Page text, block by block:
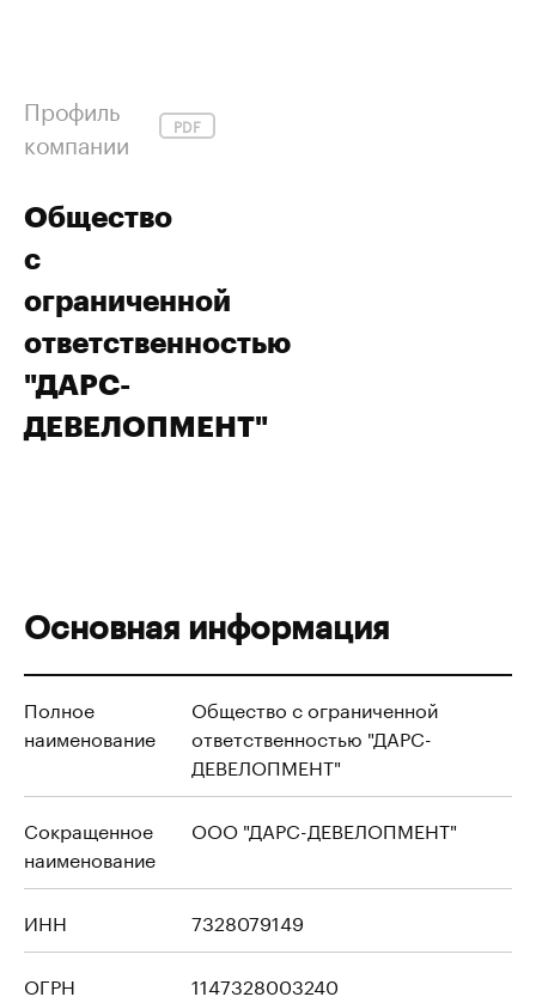
Профиль
компании
PDF
Общество
с
ограниченной
ответственностью
"ДАРС-
ДЕВЕЛОПМЕНТ"
Основная информация
Полное
наименование
Общество с ограниченной
ответственностью "ДАРС-
ДЕВЕЛОПМЕНТ"
Сокращенное
наименование
ООО "ДАРС-ДЕВЕЛОПМЕНТ"
ИНН 7328079149
ОГРН 1147328003240